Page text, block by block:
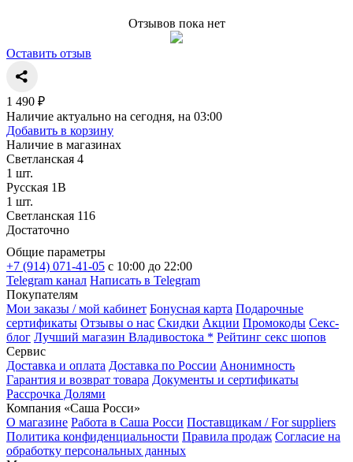
Отзывов пока нет
Оставить отзыв
1 490 ₽
Наличие актуально на сегодня, на 03:00
Добавить в корзину
Наличие в магазинах
Светланская 4
1 шт.
Русская 1В
1 шт.
Светланская 116
Достаточно
Общие параметры
+7 (914) 071-41-05 c 10:00 до 22:00
Telegram канал Написать в Telegram
Покупателям
Мои заказы / мой кабинет Бонусная карта Подарочные
сертификаты Отзывы о нас Скидки Акции Промокоды Секс-
блог Лучший магазин Владивостока * Рейтинг секс шопов
Сервис
Доставка и оплата Доставка по России Анонимность
Гарантия и возврат товара Документы и сертификаты
Рассрочка Долями
Компания «Саша Росси»
О магазине Работа в Саша Росси Поставщикам / For suppliers
Политика конфиденциальности Правила продаж Согласие на
обработку персональных данных